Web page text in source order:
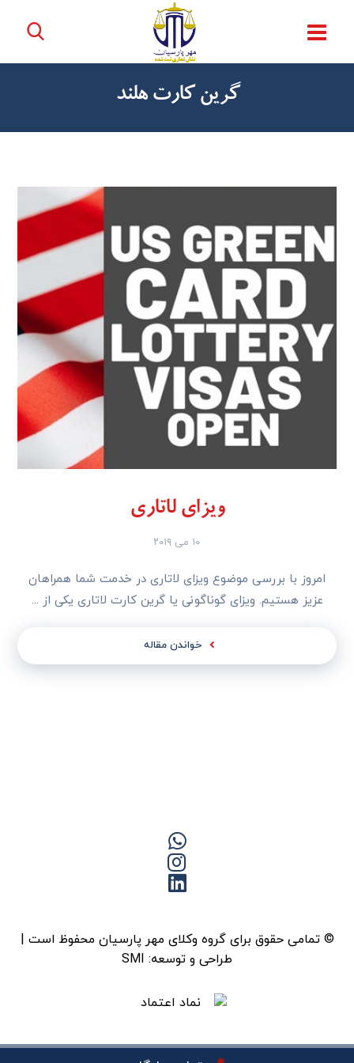
گرین کارت هلند
ویزای لاتاری
۱۰ می ۲۰۱۹
امروز با بررسی موضوع ویزای لاتاری در خدمت شما همراهان
عزیز هستیم. ویزای گوناگونی یا گرین کارت لاتاری یکی از ...
خواندن مقاله
© تمامی حقوق برای گروه وکلای مهر پارسیان محفوظ است |
طراحی و توسعه: SMI